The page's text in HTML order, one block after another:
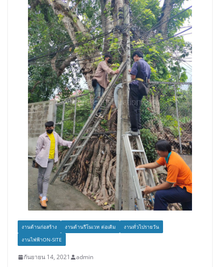
งานด้านก่อสร้าง งานด้านรีโนเวท ต่อเติม
งานทั่วไปรายวัน
งานไฟฟ้าON-SITE
กันยายน 14, 2021 admin